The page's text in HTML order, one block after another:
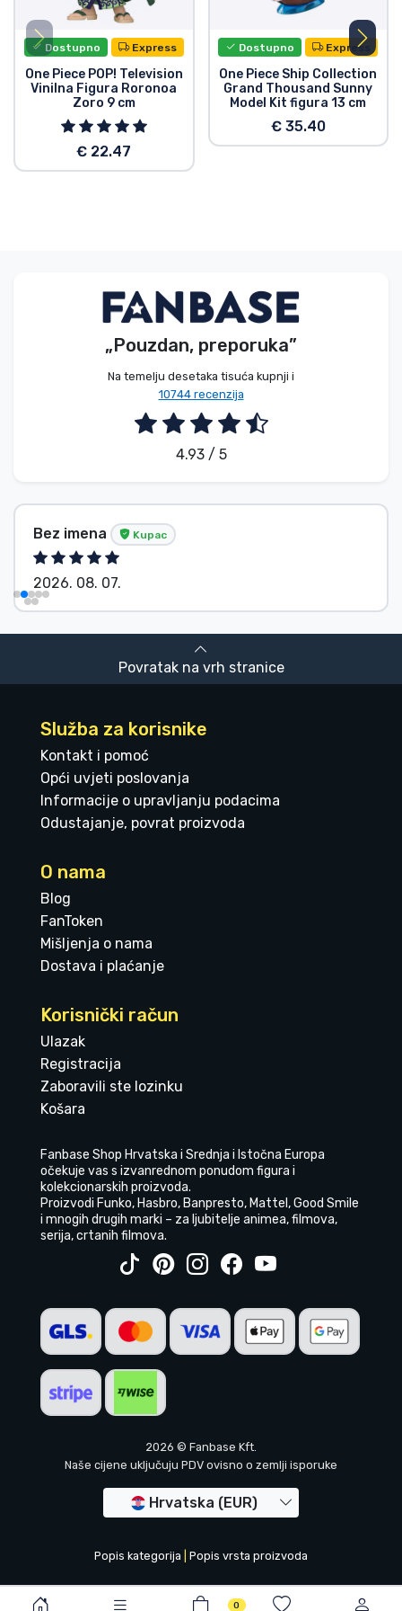
0
Dostupno Express
One Piece POP! Television
Vinilna Figura Roronoa
Zoro 9 cm
€ 22.47
Dostupno Express
One Piece Ship Collection
Grand Thousand Sunny
Model Kit figura 13 cm
€ 35.40
„Pouzdan, preporuka”
Na temelju desetaka tisuća kupnji i
10744 recenzija
4.93 / 5
Bez imena Kupac
2026. 08. 07.
Povratak na vrh stranice
Služba za korisnike
Kontakt i pomoć
Opći uvjeti poslovanja
Informacije o upravljanju podacima
Odustajanje, povrat proizvoda
O nama
Blog
FanToken
Mišljenja o nama
Dostava i plaćanje
Korisnički račun
Ulazak
Registracija
Zaboravili ste lozinku
Košara
Fanbase Shop Hrvatska i Srednja i Istočna Europa
očekuje vas s izvanrednom ponudom figura i
kolekcionarskih proizvoda.
Proizvodi Funko, Hasbro, Banpresto, Mattel, Good Smile
i mnogih drugih marki – za ljubitelje animea, filmova,
serija, crtanih filmova.
2026 © Fanbase Kft.
Naše cijene uključuju PDV ovisno o zemlji isporuke
Hrvatska (EUR)
Popis kategorija Popis vrsta proizvoda